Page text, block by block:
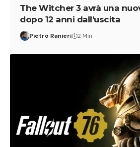
The Witcher 3 avrà una
dopo 12 anni dall’uscita
Pietro Ranieri 2 Min